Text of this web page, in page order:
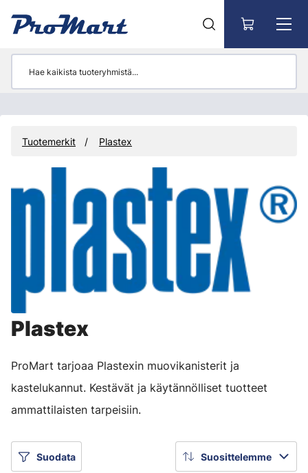
Tuotemerkit Plastex
Plastex
ProMart tarjoaa Plastexin muovikanisterit ja
kastelukannut. Kestävät ja käytännölliset tuotteet
ammattilaisten tarpeisiin.
Suodata Suosittelemme